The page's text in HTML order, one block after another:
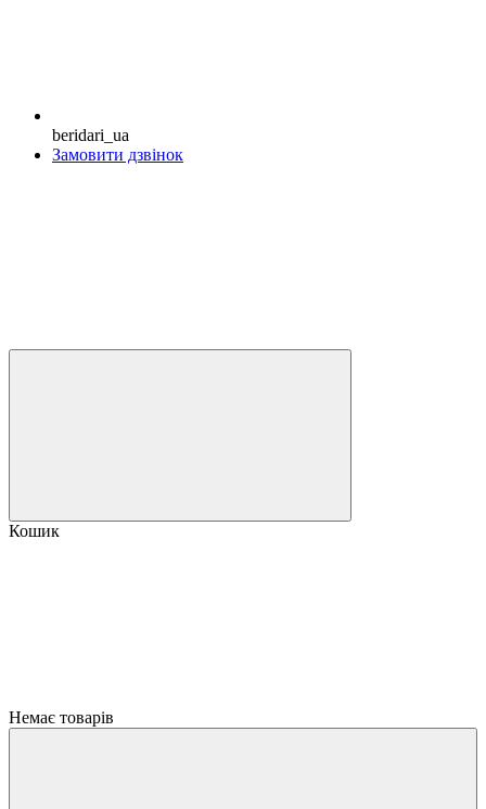
beridari_ua
Замовити дзвінок
Кошик
Немає товарів